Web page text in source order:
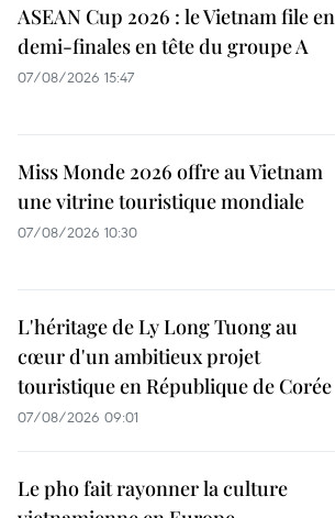
ASEAN Cup 2026 : le Vietnam file en
demi-finales en tête du groupe A
07/08/2026 15:47
Miss Monde 2026 offre au Vietnam
une vitrine touristique mondiale
07/08/2026 10:30
L'héritage de Ly Long Tuong au
cœur d'un ambitieux projet
touristique en République de Corée
07/08/2026 09:01
Le pho fait rayonner la culture